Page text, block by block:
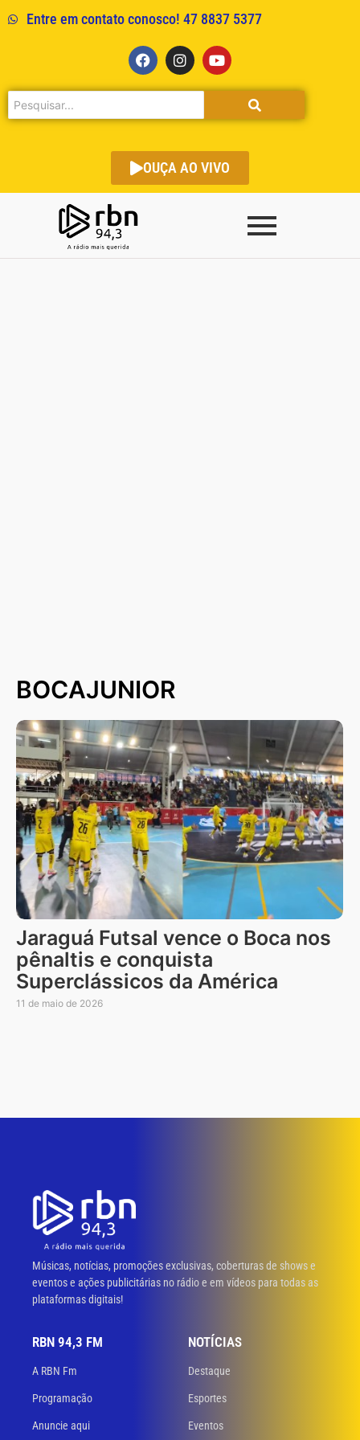
Entre em contato conosco! 47 8837 5377
OUÇA AO VIVO
BOCAJUNIOR
Jaraguá Futsal vence o Boca nos
pênaltis e conquista
Superclássicos da América
11 de maio de 2026
Músicas, notícias, promoções exclusivas, coberturas de shows e
eventos e ações publicitárias no rádio e em vídeos para todas as
plataformas digitais!
RBN 94,3 FM
A RBN Fm
Programação
Anuncie aqui
NOTÍCIAS
Destaque
Esportes
Eventos